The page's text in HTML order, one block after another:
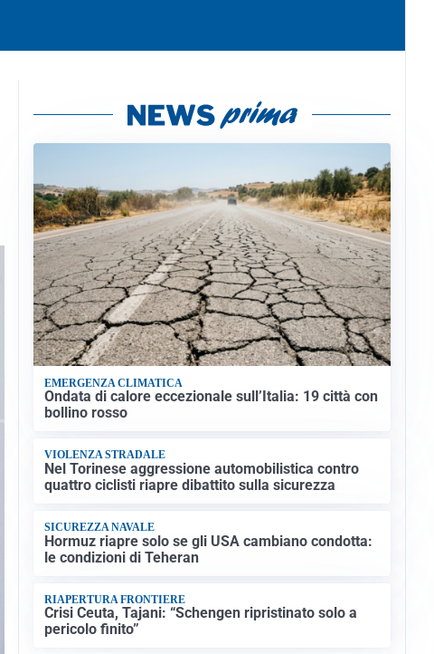
EMERGENZA CLIMATICA
Ondata di calore eccezionale sull’Italia: 19 città con
bollino rosso
VIOLENZA STRADALE
Nel Torinese aggressione automobilistica contro
quattro ciclisti riapre dibattito sulla sicurezza
SICUREZZA NAVALE
Hormuz riapre solo se gli USA cambiano condotta:
le condizioni di Teheran
RIAPERTURA FRONTIERE
Crisi Ceuta, Tajani: “Schengen ripristinato solo a
pericolo finito”